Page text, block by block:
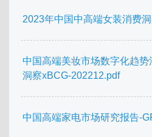
2023年中国中高端女装消费
中国高端美妆市场数字化趋
洞察xBCG-202212.pdf
中国高端家电市场研究报告-